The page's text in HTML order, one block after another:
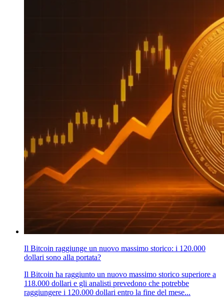
Il Bitcoin raggiunge un nuovo massimo storico: i 120.000
dollari sono alla portata?
Il Bitcoin ha raggiunto un nuovo massimo storico superiore a
118.000 dollari e gli analisti prevedono che potrebbe
raggiungere i 120.000 dollari entro la fine del mese...